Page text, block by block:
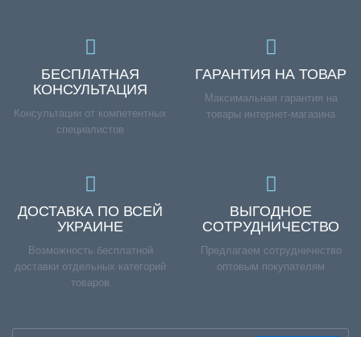
БЕСПЛАТНАЯ
КОНСУЛЬТАЦИЯ
Консультации от компетентных
специалистов
ГАРАНТИЯ НА ТОВАР
Максимальная гарантия на
товары интернет-магазина
ДОСТАВКА ПО ВСЕЙ
УКРАИНЕ
Возможность бесплатной
доставки отдельных категорий
товаров
ВЫГОДНОЕ
СОТРУДНИЧЕСТВО
Предлагаем сотрудничество
оптовым покупателям